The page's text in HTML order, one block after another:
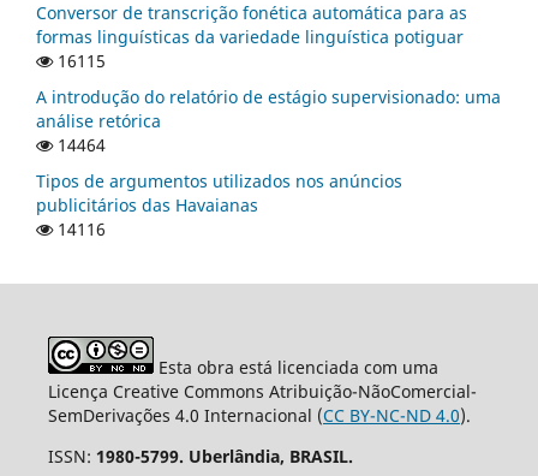
Conversor de transcrição fonética automática para as
formas linguísticas da variedade linguística potiguar
16115
A introdução do relatório de estágio supervisionado: uma
análise retórica
14464
Tipos de argumentos utilizados nos anúncios
publicitários das Havaianas
14116
Esta obra está licenciada com uma
Licença Creative Commons Atribuição-NãoComercial-
SemDerivações 4.0 Internacional (CC BY-NC-ND 4.0).
ISSN: 1980-5799. Uberlândia, BRASIL.